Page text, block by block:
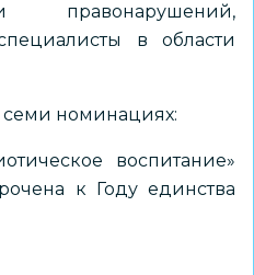
правонарушений,
в области
номинациях:
воспитание»
к Году единства